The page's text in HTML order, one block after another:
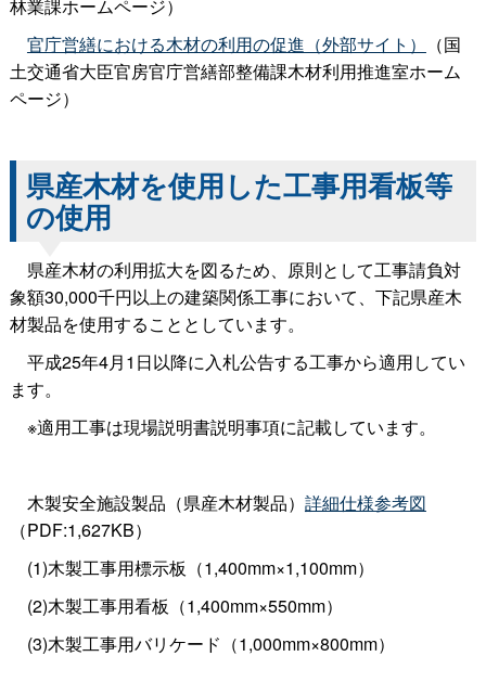
林業課ホームページ）
官庁営繕における木材の利用の促進（外部サイト）
（国
土交通省大臣官房官庁営繕部整備課木材利用推進室ホーム
ページ）
県産木材を使用した工事用看板等
の使用
県産木材の利用拡大を図るため、原則として工事請負対
象額30,000千円以上の建築関係工事において、下記県産木
材製品を使用することとしています。
平成25年4月1日以降に入札公告する工事から適用してい
ます。
※適用工事は現場説明書説明事項に記載しています。
木製安全施設製品（県産木材製品） 詳細仕様参考図
（PDF:1,627KB）
(1)木製工事用標示板（1,400mm×1,100mm）
(2)木製工事用看板（1,400mm×550mm）
(3)木製工事用バリケード（1,000mm×800mm）